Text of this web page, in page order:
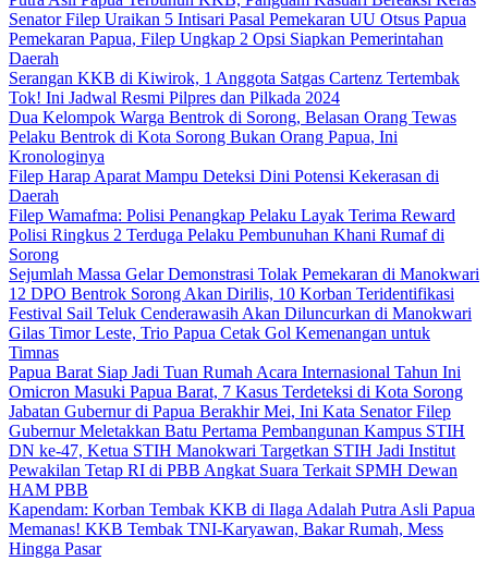
Senator Filep Uraikan 5 Intisari Pasal Pemekaran UU Otsus Papua
Pemekaran Papua, Filep Ungkap 2 Opsi Siapkan Pemerintahan
Daerah
Serangan KKB di Kiwirok, 1 Anggota Satgas Cartenz Tertembak
Tok! Ini Jadwal Resmi Pilpres dan Pilkada 2024
Dua Kelompok Warga Bentrok di Sorong, Belasan Orang Tewas
Pelaku Bentrok di Kota Sorong Bukan Orang Papua, Ini
Kronologinya
Filep Harap Aparat Mampu Deteksi Dini Potensi Kekerasan di
Daerah
Filep Wamafma: Polisi Penangkap Pelaku Layak Terima Reward
Polisi Ringkus 2 Terduga Pelaku Pembunuhan Khani Rumaf di
Sorong
Sejumlah Massa Gelar Demonstrasi Tolak Pemekaran di Manokwari
12 DPO Bentrok Sorong Akan Dirilis, 10 Korban Teridentifikasi
Festival Sail Teluk Cenderawasih Akan Diluncurkan di Manokwari
Gilas Timor Leste, Trio Papua Cetak Gol Kemenangan untuk
Timnas
Papua Barat Siap Jadi Tuan Rumah Acara Internasional Tahun Ini
Omicron Masuki Papua Barat, 7 Kasus Terdeteksi di Kota Sorong
Jabatan Gubernur di Papua Berakhir Mei, Ini Kata Senator Filep
Gubernur Meletakkan Batu Pertama Pembangunan Kampus STIH
DN ke-47, Ketua STIH Manokwari Targetkan STIH Jadi Institut
Pewakilan Tetap RI di PBB Angkat Suara Terkait SPMH Dewan
HAM PBB
Kapendam: Korban Tembak KKB di Ilaga Adalah Putra Asli Papua
Memanas! KKB Tembak TNI-Karyawan, Bakar Rumah, Mess
Hingga Pasar